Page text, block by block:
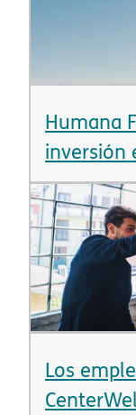
Humana
inversión
anunciar
nuevas
Los